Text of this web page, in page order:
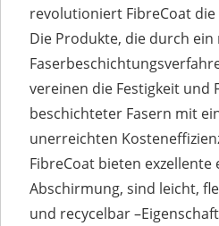
revolutioniert FibreCoat
Die Produkte, die durch ein
vereinen die Festigkeit und
beschichteter Fasern mit
unerreichten
FibreCoat bieten
Abschirmung, sind leicht,
und recycelbar